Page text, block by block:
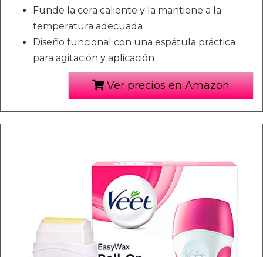
Funde la cera caliente y la mantiene a la
temperatura adecuada
Diseño funcional con una espátula práctica
para agitación y aplicación
Ver precios en Amazon